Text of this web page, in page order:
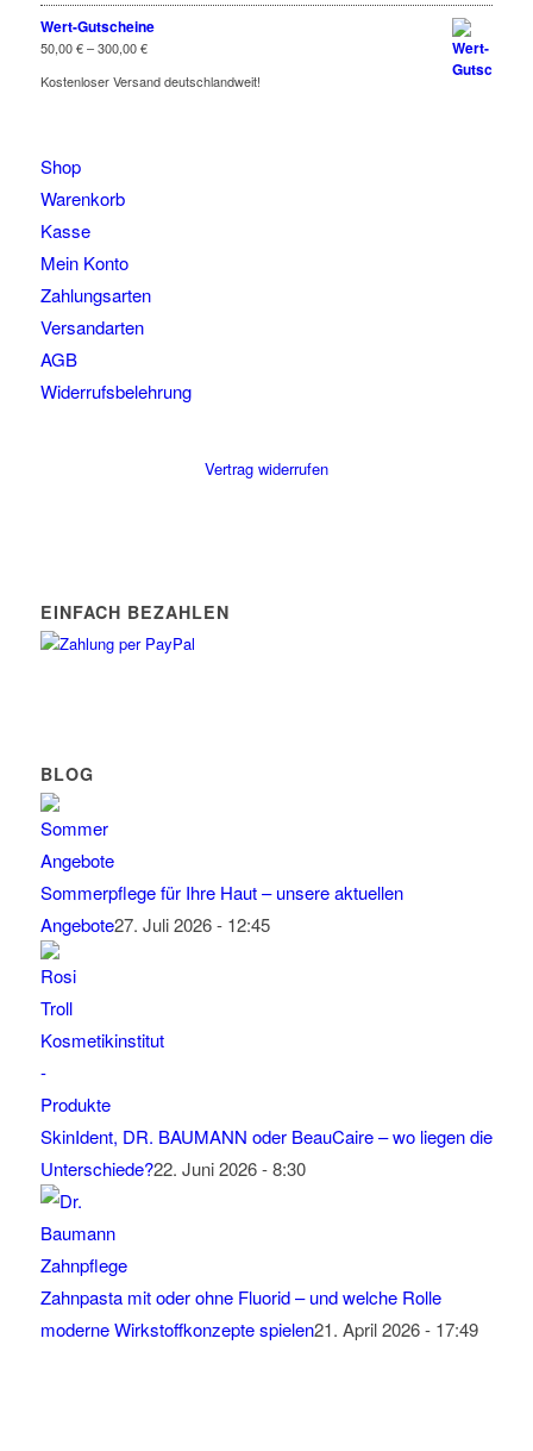
Wert-Gutscheine
50,00€–300,00€
Kostenloser Versand deutschlandweit!
Shop
Warenkorb
Kasse
Mein Konto
Zahlungsarten
Versandarten
AGB
Widerrufsbelehrung
Vertrag widerrufen
EINFACH BEZAHLEN
BLOG
Sommerpflege für Ihre Haut – unsere aktuellen
Angebote27. Juli 2026 - 12:45
SkinIdent, DR. BAUMANN oder BeauCaire – wo liegen die
Unterschiede?22. Juni 2026 - 8:30
Zahnpasta mit oder ohne Fluorid – und welche Rolle
moderne Wirkstoffkonzepte spielen21. April 2026 - 17:49